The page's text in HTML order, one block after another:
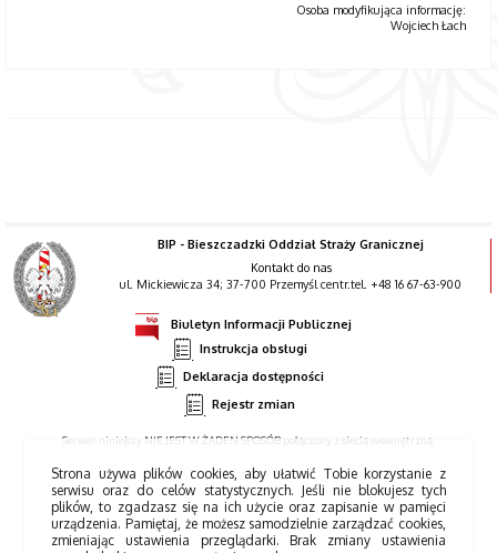
Osoba modyfikująca informację:
Wojciech Łach
BIP - Bieszczadzki Oddział Straży Granicznej
Kontakt do nas
ul. Mickiewicza 34; 37-700 Przemyśl centr.tel. +48 16 67-63-900
Biuletyn Informacji Publicznej
Instrukcja obsługi
Deklaracja dostępności
Rejestr zmian
Serwer niniejszy NIE JEST W ŻADEN SPOSÓB połączony z siecią wewnętrzną.
Strona używa plików cookies, aby ułatwić Tobie korzystanie z
serwisu oraz do celów statystycznych. Jeśli nie blokujesz tych
plików, to zgadzasz się na ich użycie oraz zapisanie w pamięci
urządzenia. Pamiętaj, że możesz samodzielnie zarządzać cookies,
zmieniając ustawienia przeglądarki. Brak zmiany ustawienia